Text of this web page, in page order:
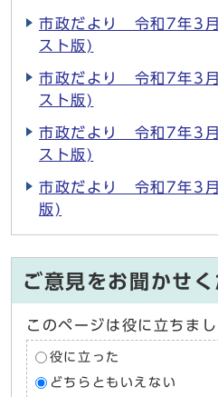
市政だより 令和7年3
スト版)
市政だより 令和7年3
スト版)
市政だより 令和7年3
スト版)
市政だより 令和7年3
版)
ご意見をお聞かせ
このページは役に立ちまし
役に立った
どちらともいえない